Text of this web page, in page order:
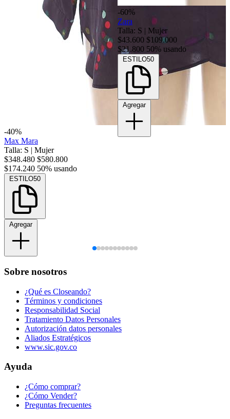
-40%
Max Mara
Talla: S | Mujer
$348.480 $580.800
$174.240 50% usando
ESTILO50
Agregar
-60%
Zara
Talla: S | Mujer
$43.600 $109.000
$21.800 50% usando
ESTILO50
Agregar
Sobre nosotros
¿Qué es Closeando?
Términos y condiciones
Responsabilidad Social
Tratamiento Datos Personales
Autorización datos personales
Aliados Estratégicos
www.sic.gov.co
Ayuda
¿Cómo comprar?
¿Cómo Vender?
Preguntas frecuentes